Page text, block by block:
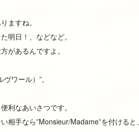
ますね。
明日！、などなど。
があるんですよ。
ワール）”。
利なあいさつです。
相手なら”Monsieur/Madame”を付けると、